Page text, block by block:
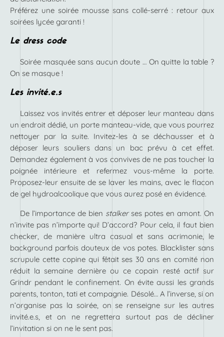
Préférez une soirée mousse sans collé-serré : retour aux
soirées lycée garanti !
Le dress code
Soirée masquée sans aucun doute … On quitte la table ?
On se masque !
Les invité.e.s
Laissez vos invités entrer et déposer leur manteau dans
un endroit dédié, un porte manteau-vide, que vous pourrez
nettoyer par la suite. Invitez-les à se déchausser et à
déposer leurs souliers dans un bac prévu à cet effet.
Demandez également à vos convives de ne pas toucher la
poignée intérieure et refermez vous-même la porte.
Proposez-leur ensuite de se laver les mains, avec le flacon
de gel hydroalcoolique que vous aurez posé en évidence.
De l’importance de bien stalkerses potes en amont. On
n’invite pas n’importe qui! D’accord? Pour cela, il faut bien
checker, de manière ultra casual et sans acrimonie, le
background parfois douteux de vos potes. Blacklister sans
scrupule cette copine qui fêtait ses 30 ans en comité non
réduit la semaine dernière ou ce copain resté actif sur
Grindr pendant le confinement. On évite aussi les grands
parents, tonton, tati et compagnie. Désolé… A l’inverse, si on
n’organise pas la soirée, on se renseigne sur les autres
invité.e.s, et on ne regrettera surtout pas de décliner
l’invitation si on ne le sent pas.